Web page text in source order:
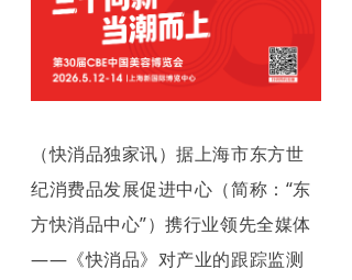
（快消品独家讯）据上海市东方世
纪消费品发展促进中心（简称：“东
方快消品中心”）携行业领先全媒体
——《快消品》对产业的跟踪监测